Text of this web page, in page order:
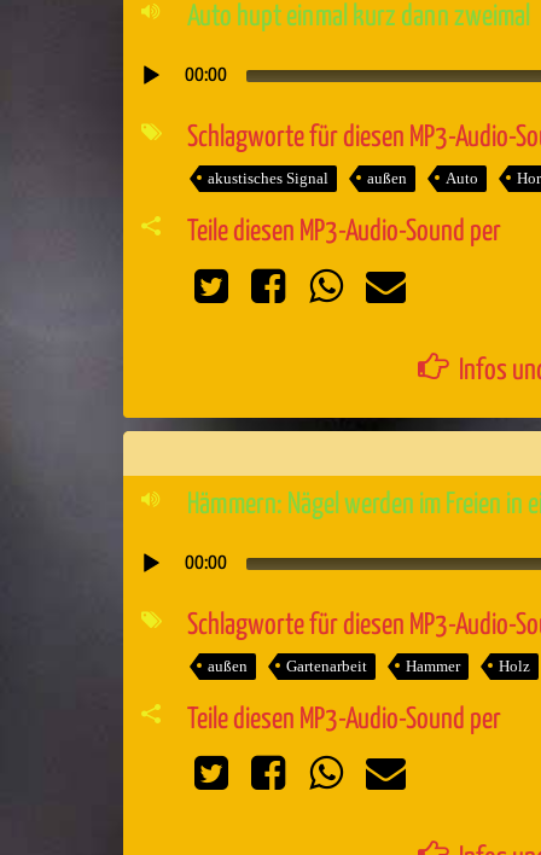
Auto hupt einmal kurz dann zweimal
Audio-
Player
00:00
Schlagworte für diesen MP3-Audio-
akustisches Signal außen Auto
Teile diesen MP3-Audio-Sound per
Infos
Hämmern: Nägel werden im Freien in
Audio-
Player
00:00
Schlagworte für diesen MP3-Audio-
außen Gartenarbeit Hammer Holz
Teile diesen MP3-Audio-Sound per